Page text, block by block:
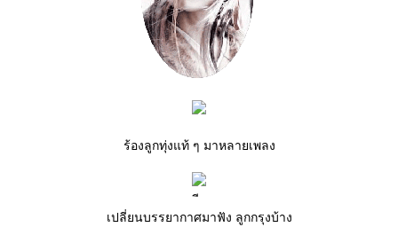
ร้องลูกทุ่งแท้ ๆ มาหลายเพลง
เปลี่ยนบรรยากาศมาฟัง ลูกกรุงบ้าง